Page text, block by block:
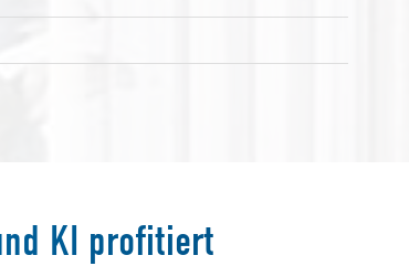
KI profitiert